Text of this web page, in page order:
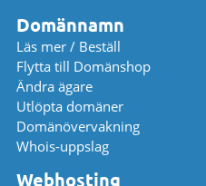
Domännamn
Läs mer / Beställ
Flytta till Domänshop
Ändra ägare
Utlöpta domäner
Domänövervakning
Whois-uppslag
Webhosting